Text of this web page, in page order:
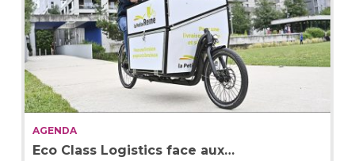
AGENDA
Eco Class Logistics face aux…